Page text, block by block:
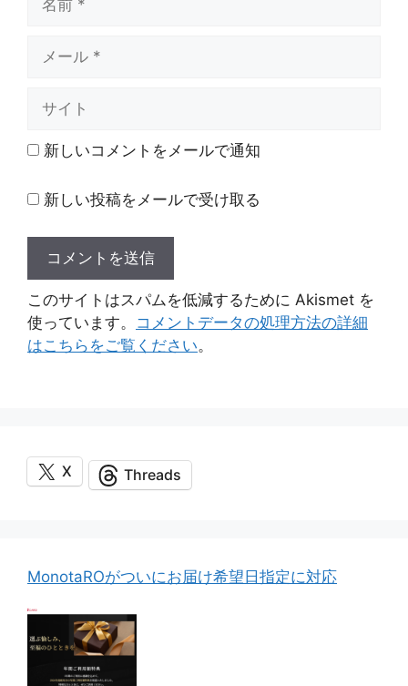
ト 新しいコメントをメールで通知
新しい投稿をメールで受け取る
このサイトはスパムを低減するために Akismet を
使っています。 コメントデータの処理方法の詳細
はこちらをご覧ください。
X Threads
MonotaROがついにお届け希望日指定に対応